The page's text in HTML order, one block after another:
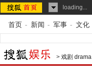
loading...
首页 - 新闻 - 军事 - 文化
> 戏剧 drama